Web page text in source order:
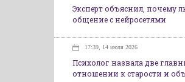
Эксперт объяснил, почему
общение с нейросетями
17:39, 14 июля 2026
Психолог назвала две
отношении к старости и